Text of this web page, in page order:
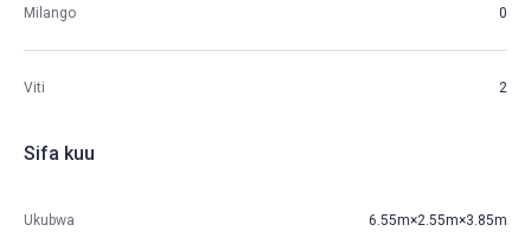
Milango 0
Viti 2
Sifa kuu
Ukubwa 6.55m×2.55m×3.85m